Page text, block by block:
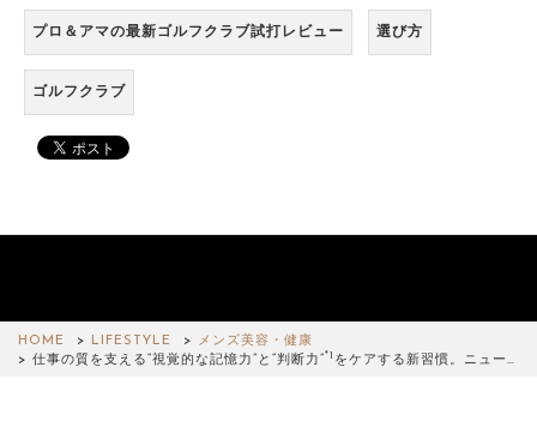
プロ＆アマの最新ゴルフクラブ試打レビュー 選び方
ゴルフクラブ
HOME LIFESTYLE
メンズ美容・健康
仕事の質を支える“視覚的な記憶力”と“判断力”
*1 をケアする新習慣。ニュー…